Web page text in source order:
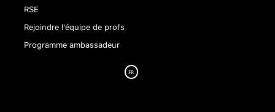
RSE
Rejoindre l'équipe de profs
Programme ambassadeur